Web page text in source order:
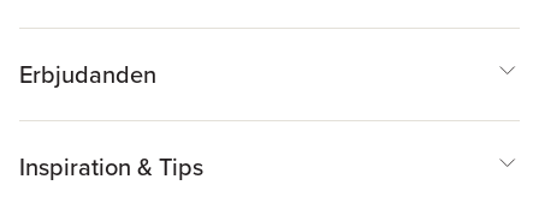
Erbjudanden
Inspiration & Tips